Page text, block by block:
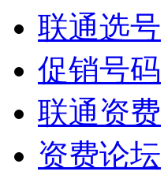
联通选号
促销号码
联通资费
资费论坛